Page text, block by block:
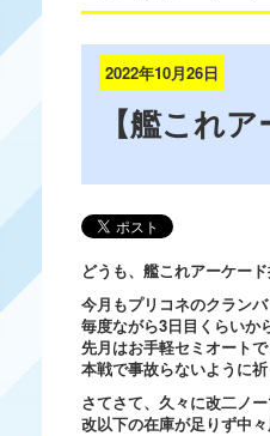
2022年10月26日
【艦これ
どうも、艦これアーケード
今月もプリコネのクラン
毎度ながら3日目くらいか
先月はお手軽セミオート
本戦で事故らないように
さてさて、久々に改二ノ
改以下の在庫が足りず中